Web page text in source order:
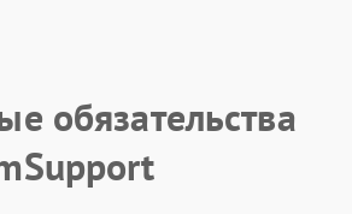
обязательства